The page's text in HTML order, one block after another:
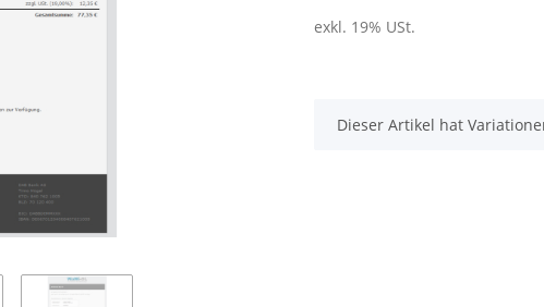
exkl. 19% USt.
x
Dieser Artikel hat